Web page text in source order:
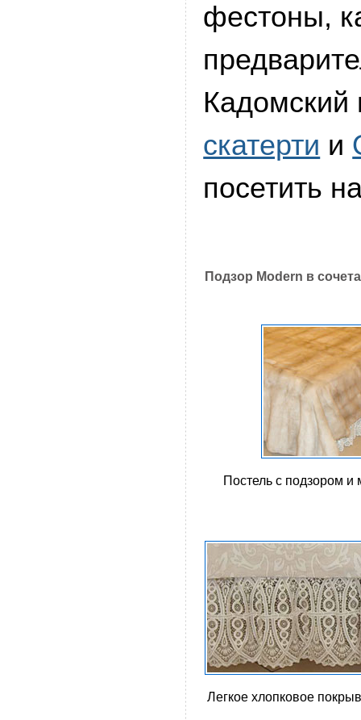
фестоны,
Кадомский
скатерти и
посетить
Подзор Modern в
Постель с подзором
Легкое хлопковое